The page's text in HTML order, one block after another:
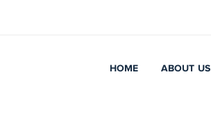
HOME ABOUT US